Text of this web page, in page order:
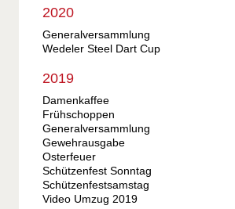
2020
Generalversammlung
Wedeler Steel Dart Cup
2019
Damenkaffee
Frühschoppen
Generalversammlung
Gewehrausgabe
Osterfeuer
Schützenfest Sonntag
Schützenfestsamstag
Video Umzug 2019